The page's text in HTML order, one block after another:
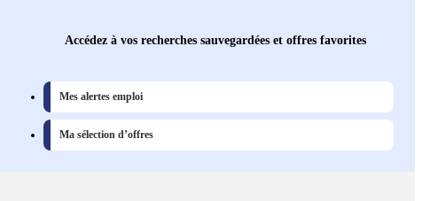
Accédez à vos recherches sauvegardées et offres favorites
Mes alertes emploi
Ma sélection d’offres